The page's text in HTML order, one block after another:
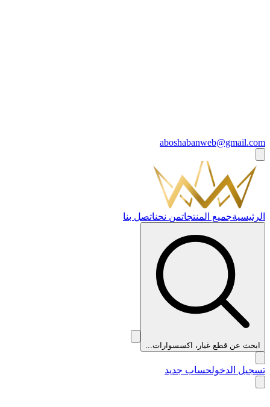
aboshabanweb@gmail.com
الرئيسيةجميع المنتجاتمن نحناتصل بنا
ابحث عن قطع غيار، اكسسوارات...
تسجيل الدخولحساب جديد